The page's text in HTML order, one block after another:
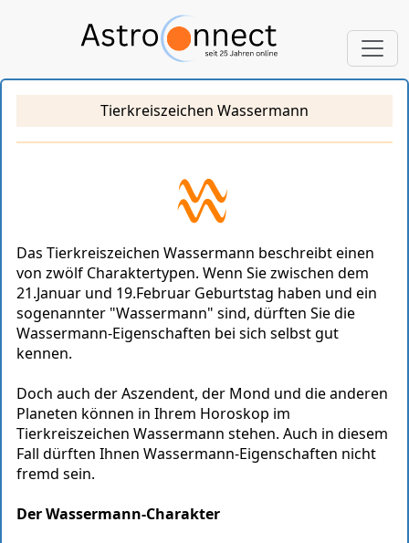
Tierkreiszeichen Wassermann
Das Tierkreiszeichen Wassermann beschreibt einen
von zwölf Charaktertypen. Wenn Sie zwischen dem
21.Januar und 19.Februar Geburtstag haben und ein
sogenannter "Wassermann" sind, dürften Sie die
Wassermann-Eigenschaften bei sich selbst gut
kennen.
Doch auch der Aszendent, der Mond und die anderen
Planeten können in Ihrem Horoskop im
Tierkreiszeichen Wassermann stehen. Auch in diesem
Fall dürften Ihnen Wassermann-Eigenschaften nicht
fremd sein.
Der Wassermann-Charakter